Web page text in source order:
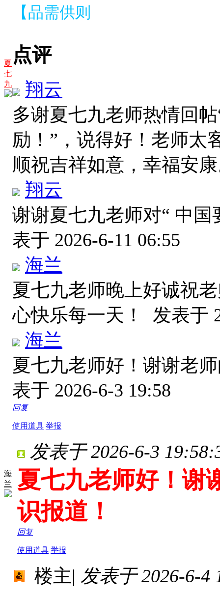
夏
七
九
【品需供则
点评
翔云
多谢夏七九老师热情回
励！”，说得好！老师太
顺祝吉祥如意，幸福安
翔云
谢谢夏七九老师对“ 中
表于 2026-6-11 06:55
海兰
夏七九老师晚上好诚祝
心快乐每一天！ 发表于
海兰
夏七九老师好！谢谢老
表于 2026-6-3 19:58
回复
使用道具 举报
海
兰
发表于 2026-6-3
夏七九老师好！谢
识报道！
回复
使用道具 举报
楼主| 发表于 2026-6-4